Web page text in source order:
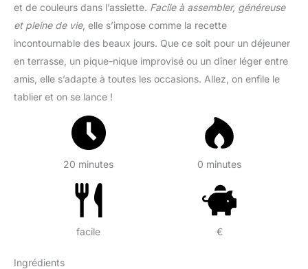
et de couleurs dans l’assiette. Facile à assembler, généreuse
et pleine de vie, elle s’impose comme la recette
incontournable des beaux jours. Que ce soit pour un déjeuner
en terrasse, un pique-nique improvisé ou un dîner léger entre
amis, elle s’adapte à toutes les occasions. Allez, on enfile le
tablier et on se lance !
20 minutes 0 minutes
facile €
Ingrédients